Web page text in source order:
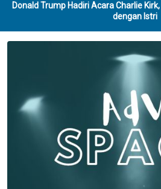
Donald Trump Hadiri Acara Charlie
dengan Istri